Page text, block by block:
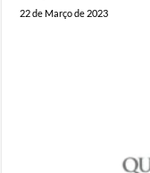
22 de Março de 2023